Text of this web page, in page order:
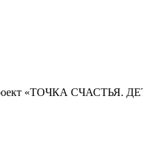
«ТОЧКА СЧАСТЬЯ.